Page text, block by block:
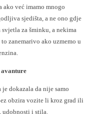
već imamo mnogo
sjedišta, a ne ono gdje
za šminku, a nekima
zanemarivo ako uzmemo u
avanture
dokazala da nije samo
obzira vozite li kroz grad ili
udobnosti i stila.